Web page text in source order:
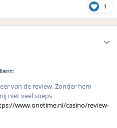
1
van de review. Zonder hem
niet veel soeps
www.onetime.nl/casino/review-